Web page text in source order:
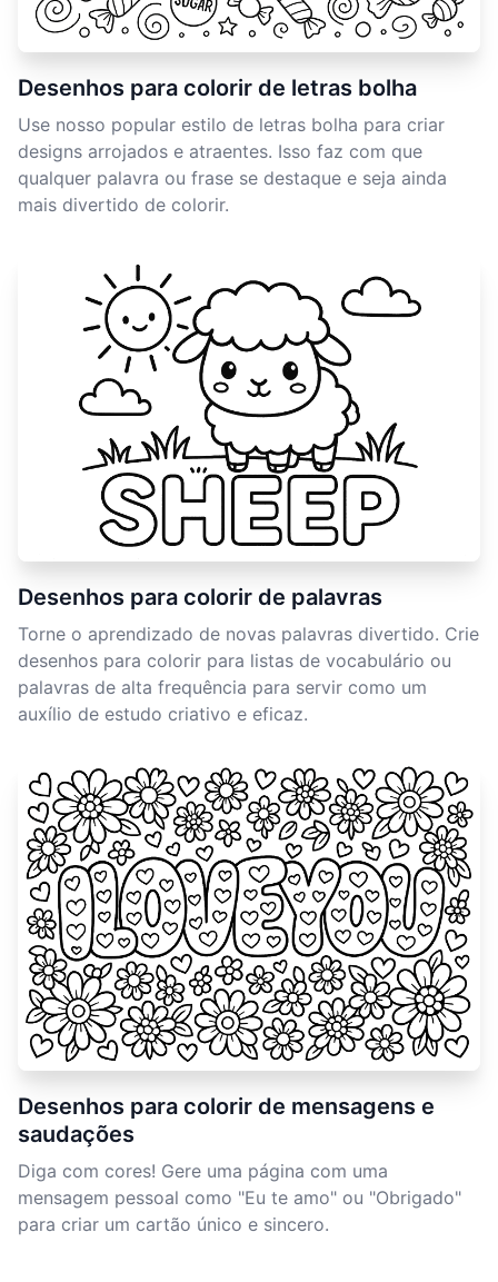
Desenhos para colorir de letras bolha
Use nosso popular estilo de letras bolha para criar
designs arrojados e atraentes. Isso faz com que
qualquer palavra ou frase se destaque e seja ainda
mais divertido de colorir.
Desenhos para colorir de palavras
Torne o aprendizado de novas palavras divertido. Crie
desenhos para colorir para listas de vocabulário ou
palavras de alta frequência para servir como um
auxílio de estudo criativo e eficaz.
Desenhos para colorir de mensagens e
saudações
Diga com cores! Gere uma página com uma
mensagem pessoal como "Eu te amo" ou "Obrigado"
para criar um cartão único e sincero.